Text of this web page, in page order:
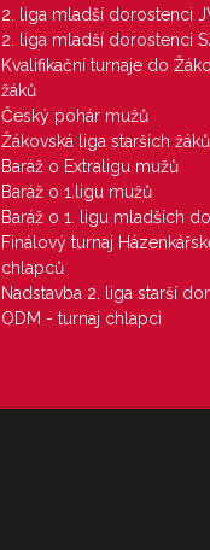
2. liga mladší dorostenci
2. liga mladší dorostenci
Kvalifikační turnaje do
žáků
Český pohár mužů
Žákovská liga starších žáků
Baráž o Extraligu mužů
Baráž o 1.ligu mužů
Baráž o 1. ligu mladších
Finálový turnaj
chlapců
Nadstavba 2. liga starší
ODM - turnaj chlapci